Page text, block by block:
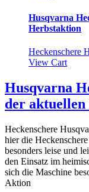
Husqvarna
Herbstaktion
Heckenschere
View Cart
Husqvarna
der
Heckenschere
hier die
besonders leise und
den Einsatz im
sich die Maschine
Aktion